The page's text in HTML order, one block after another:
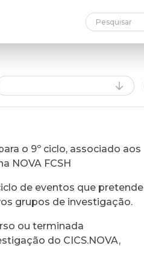
o 9º ciclo, associado aos
NOVA FCSH
de eventos que pretende
grupos de investigação.
ou terminada
do CICS.NOVA,